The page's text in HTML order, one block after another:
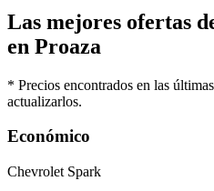
Las mejores ofertas
en Proaza
* Precios encontrados en las
actualizarlos.
Económico
Chevrolet Spark